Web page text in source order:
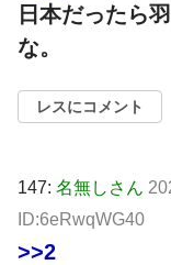
日本だったら
な。
レスにコメント
147: 名無しさん
ID:6eRwqWG40
>>2